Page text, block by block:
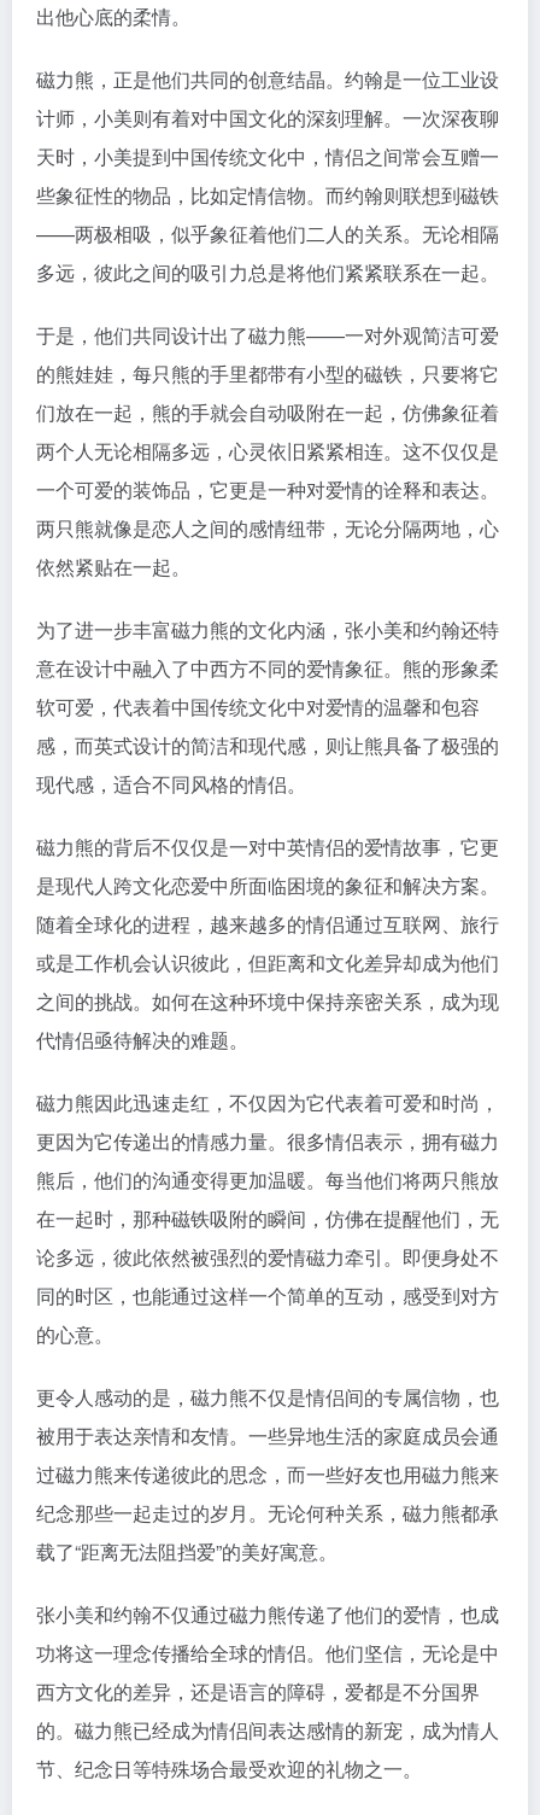
出他心底的柔情。
磁力熊，正是他们共同的创意结晶。约翰是一位工业设
计师，小美则有着对中国文化的深刻理解。一次深夜聊
天时，小美提到中国传统文化中，情侣之间常会互赠一
些象征性的物品，比如定情信物。而约翰则联想到磁铁
——两极相吸，似乎象征着他们二人的关系。无论相隔
多远，彼此之间的吸引力总是将他们紧紧联系在一起。
于是，他们共同设计出了磁力熊——一对外观简洁可爱
的熊娃娃，每只熊的手里都带有小型的磁铁，只要将它
们放在一起，熊的手就会自动吸附在一起，仿佛象征着
两个人无论相隔多远，心灵依旧紧紧相连。这不仅仅是
一个可爱的装饰品，它更是一种对爱情的诠释和表达。
两只熊就像是恋人之间的感情纽带，无论分隔两地，心
依然紧贴在一起。
为了进一步丰富磁力熊的文化内涵，张小美和约翰还特
意在设计中融入了中西方不同的爱情象征。熊的形象柔
软可爱，代表着中国传统文化中对爱情的温馨和包容
感，而英式设计的简洁和现代感，则让熊具备了极强的
现代感，适合不同风格的情侣。
磁力熊的背后不仅仅是一对中英情侣的爱情故事，它更
是现代人跨文化恋爱中所面临困境的象征和解决方案。
随着全球化的进程，越来越多的情侣通过互联网、旅行
或是工作机会认识彼此，但距离和文化差异却成为他们
之间的挑战。如何在这种环境中保持亲密关系，成为现
代情侣亟待解决的难题。
磁力熊因此迅速走红，不仅因为它代表着可爱和时尚，
更因为它传递出的情感力量。很多情侣表示，拥有磁力
熊后，他们的沟通变得更加温暖。每当他们将两只熊放
在一起时，那种磁铁吸附的瞬间，仿佛在提醒他们，无
论多远，彼此依然被强烈的爱情磁力牵引。即便身处不
同的时区，也能通过这样一个简单的互动，感受到对方
的心意。
更令人感动的是，磁力熊不仅是情侣间的专属信物，也
被用于表达亲情和友情。一些异地生活的家庭成员会通
过磁力熊来传递彼此的思念，而一些好友也用磁力熊来
纪念那些一起走过的岁月。无论何种关系，磁力熊都承
载了“距离无法阻挡爱”的美好寓意。
张小美和约翰不仅通过磁力熊传递了他们的爱情，也成
功将这一理念传播给全球的情侣。他们坚信，无论是中
西方文化的差异，还是语言的障碍，爱都是不分国界
的。磁力熊已经成为情侣间表达感情的新宠，成为情人
节、纪念日等特殊场合最受欢迎的礼物之一。